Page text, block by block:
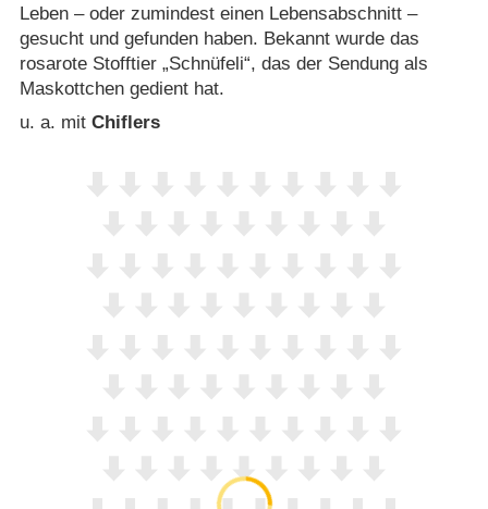
Leben – oder zumindest einen Lebensabschnitt –
gesucht und gefunden haben. Bekannt wurde das
rosarote Stofftier „Schnüfeli“, das der Sendung als
Maskottchen gedient hat.
u. a. mit Chiflers